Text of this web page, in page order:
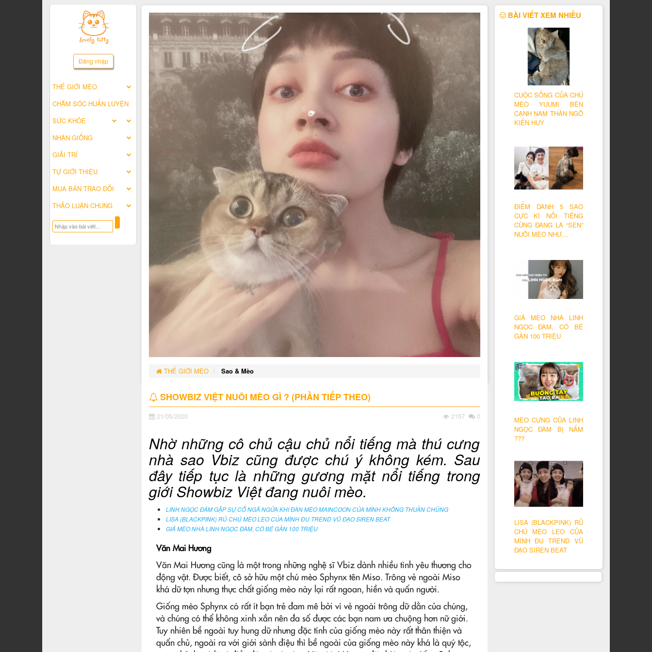
Đăng nhập
THẾ GIỚI MÈO
CHĂM SÓC HUẤN LUYỆN
SỨC KHỎE
NHÂN GIỐNG
GIẢI TRÍ
TỰ GIỚI THIỆU
MUA BÁN TRAO ĐỔI
THẢO LUẬN CHUNG
THẾ GIỚI MÈO Sao & Mèo
SHOWBIZ VIỆT NUÔI MÈO GÌ ? (PHẦN TIẾP THEO)
21/05/2020 2157 0
Nhờ những cô chủ cậu chủ nổi tiếng mà thú cưng
nhà sao Vbiz cũng được chú ý không kém. Sau
đây tiếp tục là những gương mặt nổi tiếng trong
giới Showbiz Việt đang nuôi mèo.
LINH NGỌC ĐÀM GẶP SỰ CỐ NGÃ NGỬA KHI ĐÀN MÈO MAINCOON CỦA MÌNH KHÔNG THUẦN CHỦNG
LISA (BLACKPINK) RỦ CHÚ MÈO LEO CỦA MÌNH ĐU TREND VŨ ĐẠO SIREN BEAT
GIÁ MÈO NHÀ LINH NGỌC ĐÀM, CÓ BÉ GẦN 100 TRIỆU
Văn Mai Hương
Văn Mai Hương cũng là một trong những nghệ sĩ Vbiz dành nhiều tình yêu thương cho
động vật. Được biết, cô sở hữu một chú mèo Sphynx tên Miso. Trông vẻ ngoài Miso
khá dữ tợn nhưng thực chất giống mèo này lại rất ngoan, hiền và quấn người.
Giống mèo Sphynx có rất ít bạn trẻ đam mê bởi vì vẻ ngoài trông dữ dằn của chúng,
và chúng có thể không xinh xắn nên đa số được các bạn nam ưa chuộng hơn nữ giới.
Tuy nhiên bề ngoài tuy hung dữ nhưng đặc tính của giống mèo này rất thân thiện và
quấn chủ, ngoài ra với giới sành điệu thì bề ngoài của giống mèo này khá là quý tộc,
BÀI VIẾT XEM NHIỀU
CUỘC SỐNG CỦA CHÚ
MÈO YUUMI BÊN
CẠNH NAM THẦN NGÔ
KIẾN HUY
ĐIỂM DANH 5 SAO
CỰC KÌ NỔI TIẾNG
CŨNG ĐANG LÀ “SEN”
NUÔI MÈO NHƯ…
GIÁ MÈO NHÀ LINH
NGỌC ĐÀM, CÓ BÉ
GẦN 100 TRIỆU
MÈO CƯNG CỦA LINH
NGỌC ĐÀM BỊ NẤM
???
LISA (BLACKPINK) RỦ
CHÚ MÈO LEO CỦA
MÌNH ĐU TREND VŨ
ĐẠO SIREN BEAT